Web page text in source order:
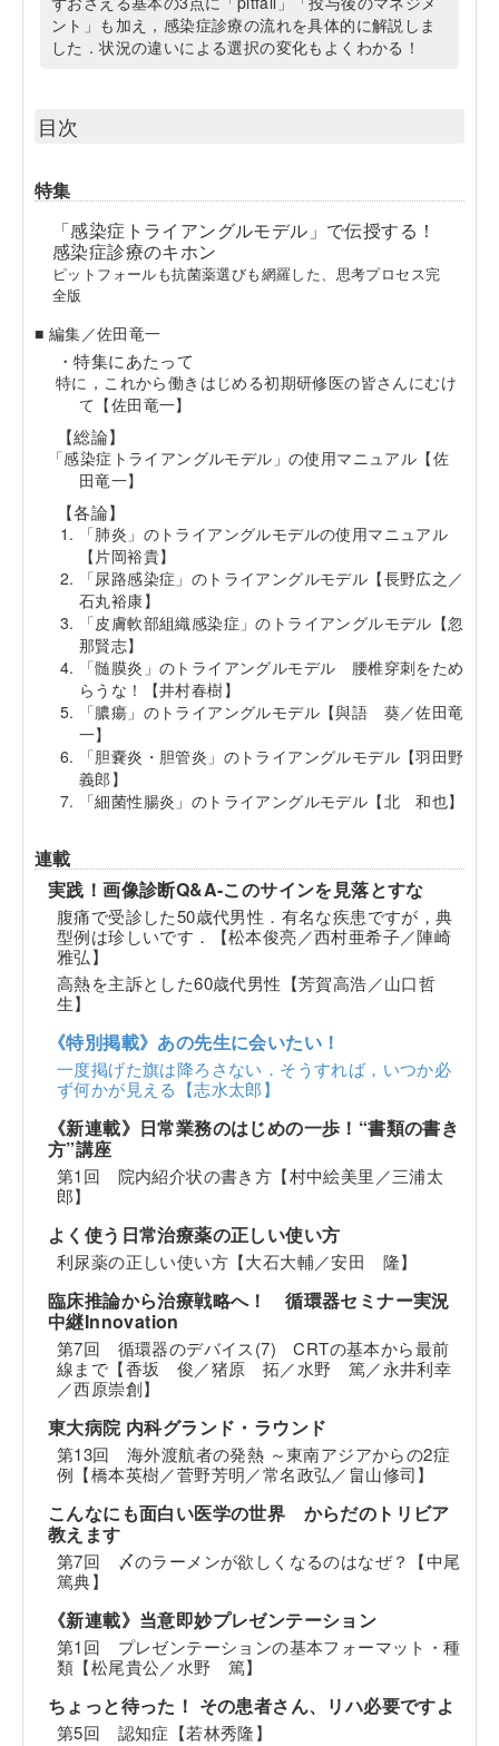
ント」も加え，感染症診療の流れを具体的に解説しま
した．状況の違いによる選択の変化もよくわかる！
目次
特集
「感染症トライアングルモデル」で伝授する！
感染症診療のキホン
ピットフォールも抗菌薬選びも網羅した、思考プロセス完
全版
■ 編集／佐田竜一
・特集にあたって
特に，これから働きはじめる初期研修医の皆さんにむけ
て【佐田竜一】
【総論】
「感染症トライアングルモデル」の使用マニュアル【佐
田竜一】
【各論】
「肺炎」のトライアングルモデルの使用マニュアル
【片岡裕貴】
「尿路感染症」のトライアングルモデル【長野広之／
石丸裕康】
「皮膚軟部組織感染症」のトライアングルモデル【忽
那賢志】
「髄膜炎」のトライアングルモデル 腰椎穿刺をため
らうな！【井村春樹】
「膿瘍」のトライアングルモデル【與語 葵／佐田竜
一】
「胆嚢炎・胆管炎」のトライアングルモデル【羽田野
義郎】
「細菌性腸炎」のトライアングルモデル【北 和也】
連載
実践！画像診断Q&A-このサインを見落とすな
腹痛で受診した50歳代男性．有名な疾患ですが，典
型例は珍しいです．【松本俊亮／西村亜希子／陣崎
雅弘】
高熱を主訴とした60歳代男性【芳賀高浩／山口哲
生】
《特別掲載》あの先生に会いたい！
一度掲げた旗は降ろさない．そうすれば，いつか必
ず何かが見える【志水太郎】
《新連載》日常業務のはじめの一歩！“書類の書き
方”講座
第1回 院内紹介状の書き方【村中絵美里／三浦太
郎】
よく使う日常治療薬の正しい使い方
利尿薬の正しい使い方【大石大輔／安田 隆】
臨床推論から治療戦略へ！ 循環器セミナー実況
中継Innovation
第7回 循環器のデバイス(7) CRTの基本から最前
線まで【香坂 俊／猪原 拓／水野 篤／永井利幸
／西原崇創】
東大病院 内科グランド・ラウンド
第13回 海外渡航者の発熱 ～東南アジアからの2症
例【橋本英樹／菅野芳明／常名政弘／畠山修司】
こんなにも面白い医学の世界 からだのトリビア
教えます
第7回 〆のラーメンが欲しくなるのはなぜ？【中尾
篤典】
《新連載》当意即妙プレゼンテーション
第1回 プレゼンテーションの基本フォーマット・種
類【松尾貴公／水野 篤】
ちょっと待った！ その患者さん、リハ必要ですよ
第5回 認知症【若林秀隆】